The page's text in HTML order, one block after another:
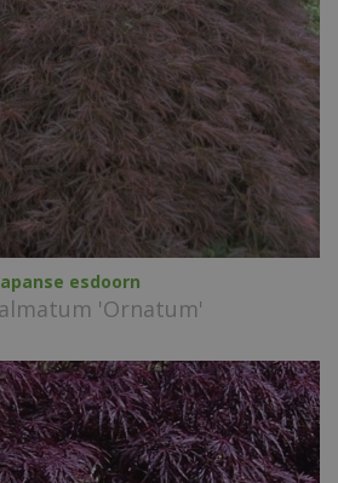
esdoorn
'Ornatum'